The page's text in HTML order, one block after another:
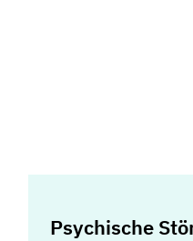
Psychische